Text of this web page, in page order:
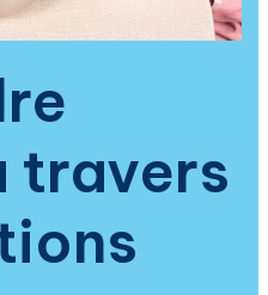
travers